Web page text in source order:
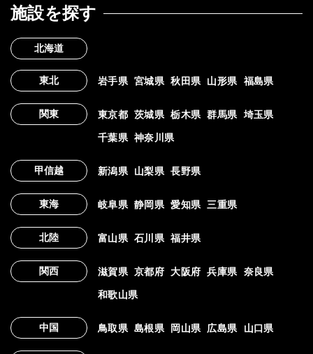
施設を探す
北海道
東北 岩手県 宮城県 秋田県 山形県 福島県
関東 東京都 茨城県 栃木県 群馬県 埼玉県
千葉県 神奈川県
甲信越 新潟県 山梨県 長野県
東海 岐阜県 静岡県 愛知県 三重県
北陸 富山県 石川県 福井県
関西 滋賀県 京都府 大阪府 兵庫県 奈良県
和歌山県
中国 鳥取県 島根県 岡山県 広島県 山口県